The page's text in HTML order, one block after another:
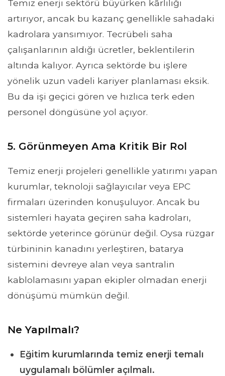
Temiz enerji sektörü büyürken kârlılığı
artırıyor, ancak bu kazanç genellikle sahadaki
kadrolara yansımıyor. Tecrübeli saha
çalışanlarının aldığı ücretler, beklentilerin
altında kalıyor. Ayrıca sektörde bu işlere
yönelik uzun vadeli kariyer planlaması eksik.
Bu da işi geçici gören ve hızlıca terk eden
personel döngüsüne yol açıyor.
5. Görünmeyen Ama Kritik Bir Rol
Temiz enerji projeleri genellikle yatırımı yapan
kurumlar, teknoloji sağlayıcılar veya EPC
firmaları üzerinden konuşuluyor. Ancak bu
sistemleri hayata geçiren saha kadroları,
sektörde yeterince görünür değil. Oysa rüzgar
türbininin kanadını yerleştiren, batarya
sistemini devreye alan veya santralin
kablolamasını yapan ekipler olmadan enerji
dönüşümü mümkün değil.
Ne Yapılmalı?
Eğitim kurumlarında temiz enerji temalı
uygulamalı bölümler açılmalı.